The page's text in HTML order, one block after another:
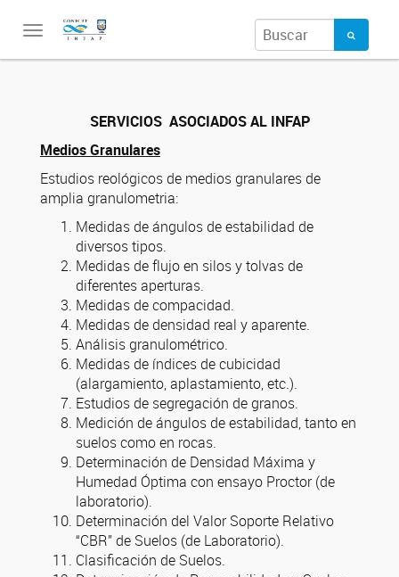
Toggle
SERVICIOS ASOCIADOS AL INFAP
Medios Granulares
Estudios reológicos de medios granulares de
amplia granulometria:
Medidas de ángulos de estabilidad de
diversos tipos.
Medidas de flujo en silos y tolvas de
diferentes aperturas.
Medidas de compacidad.
Medidas de densidad real y aparente.
Análisis granulométrico.
Medidas de índices de cubicidad
(alargamiento, aplastamiento, etc.).
Estudios de segregación de granos.
Medición de ángulos de estabilidad, tanto en
suelos como en rocas.
Determinación de Densidad Máxima y
Humedad Óptima con ensayo Proctor (de
laboratorio).
Determinación del Valor Soporte Relativo
“CBR” de Suelos (de Laboratorio).
Clasificación de Suelos.